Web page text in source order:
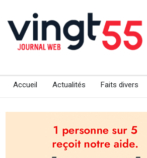
Accueil Actualités Faits divers